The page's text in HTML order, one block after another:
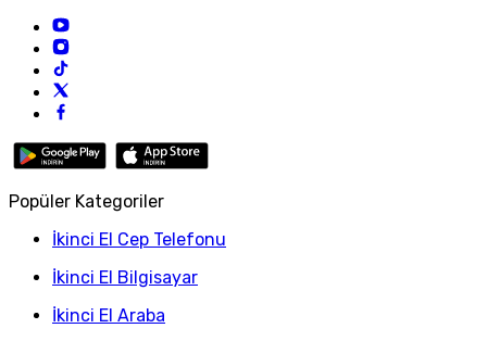
Popüler Kategoriler
İkinci El Cep Telefonu
İkinci El Bilgisayar
İkinci El Araba